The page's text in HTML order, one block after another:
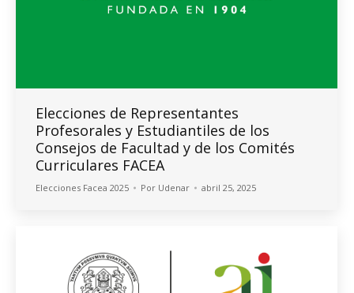
Elecciones de Representantes
Profesorales y Estudiantiles de los
Consejos de Facultad y de los Comités
Curriculares FACEA
Elecciones Facea 2025 Por Udenar abril 25, 2025